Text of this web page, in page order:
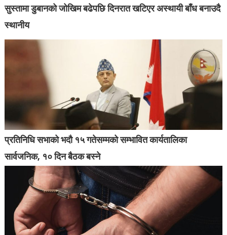
सुस्तामा डुबानको जोखिम बढेपछि दिनरात खटिएर अस्थायी बाँध बनाउदै
स्थानीय
प्रतिनिधि सभाको भदौ १५ गतेसम्मको सम्भावित कार्यतालिका
सार्वजनिक, १० दिन बैठक बस्ने